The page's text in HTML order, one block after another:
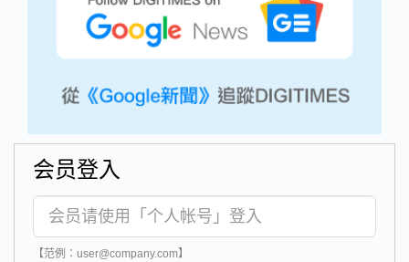
会员登入
【范例：user@company.com】